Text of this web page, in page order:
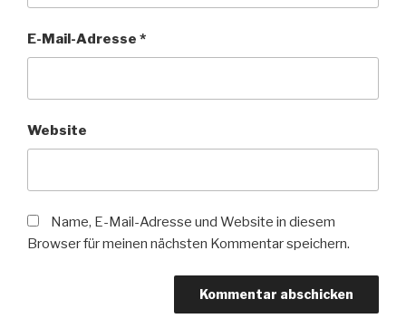
E-Mail-Adresse *
Website
Name, E-Mail-Adresse und Website in diesem
Browser für meinen nächsten Kommentar speichern.